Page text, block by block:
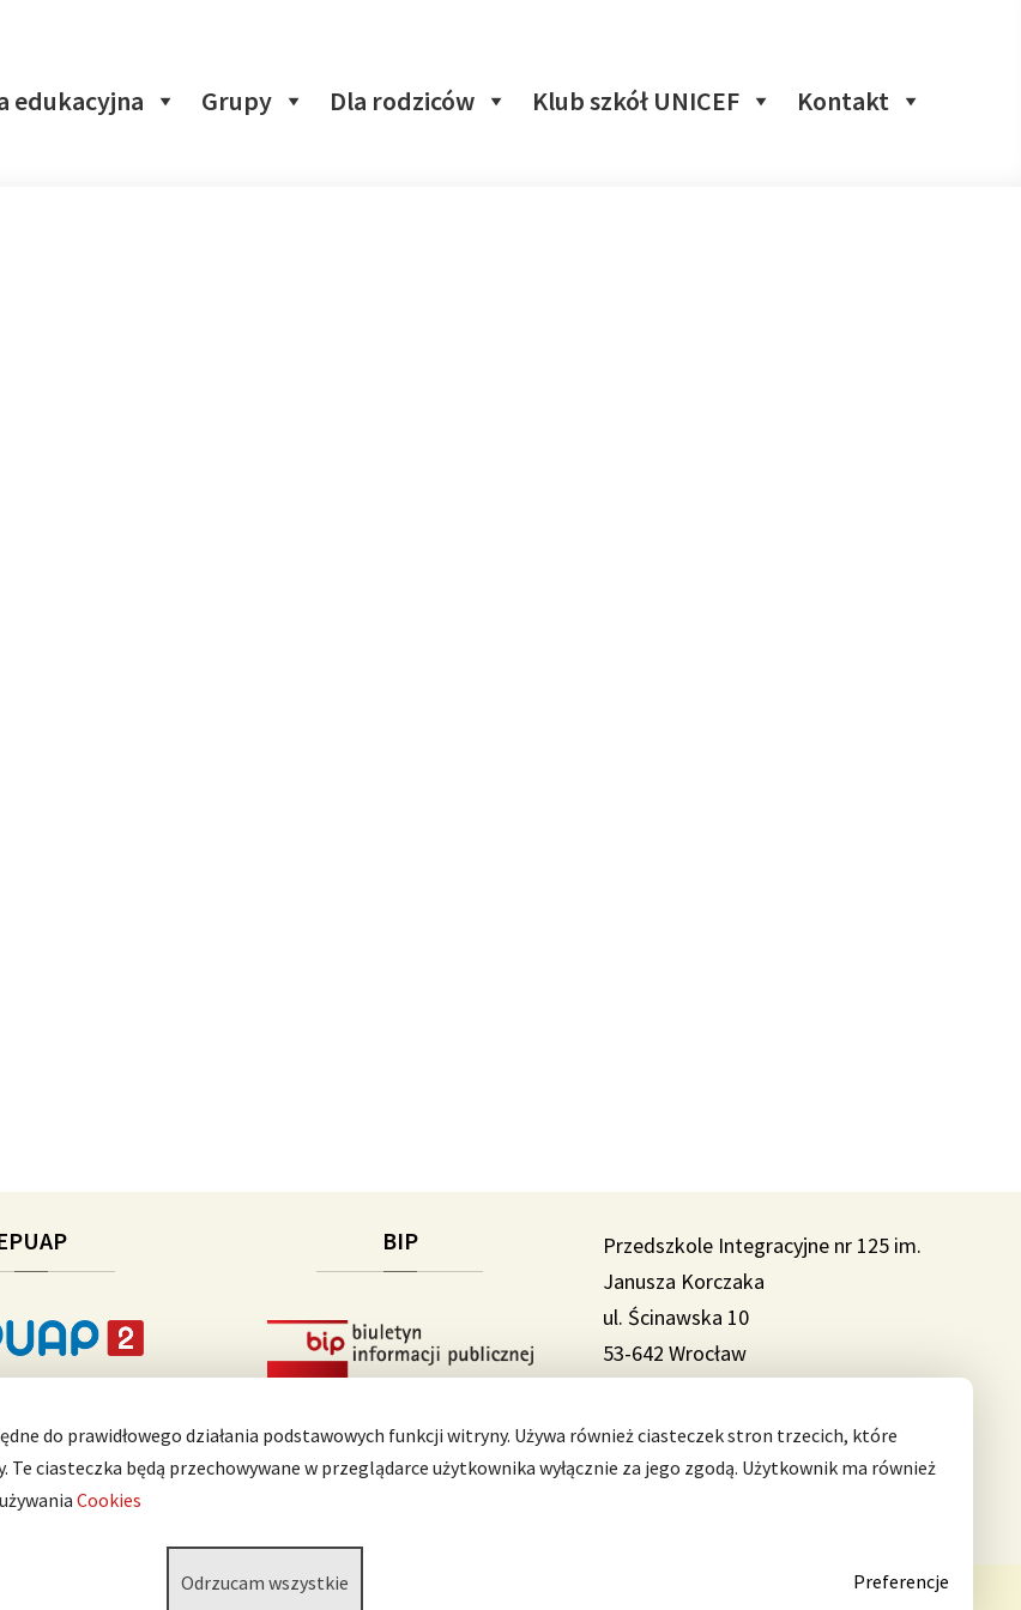
edukacyjna Grupy Dla rodziców Klub szkół UNICEF Kontakt
BIP
Przedszkole Integracyjne nr 125 im.
Janusza Korczaka
ul. Ścinawska 10
53-642 Wrocław
Można nas znaleźć także na:
do prawidłowego działania podstawowych funkcji witryny. Używa również ciasteczek stron trzecich, które
ciasteczka będą przechowywane w przeglądarce użytkownika wyłącznie za jego zgodą. Użytkownik ma również
Cookies
Odrzucam wszystkie Preferencje